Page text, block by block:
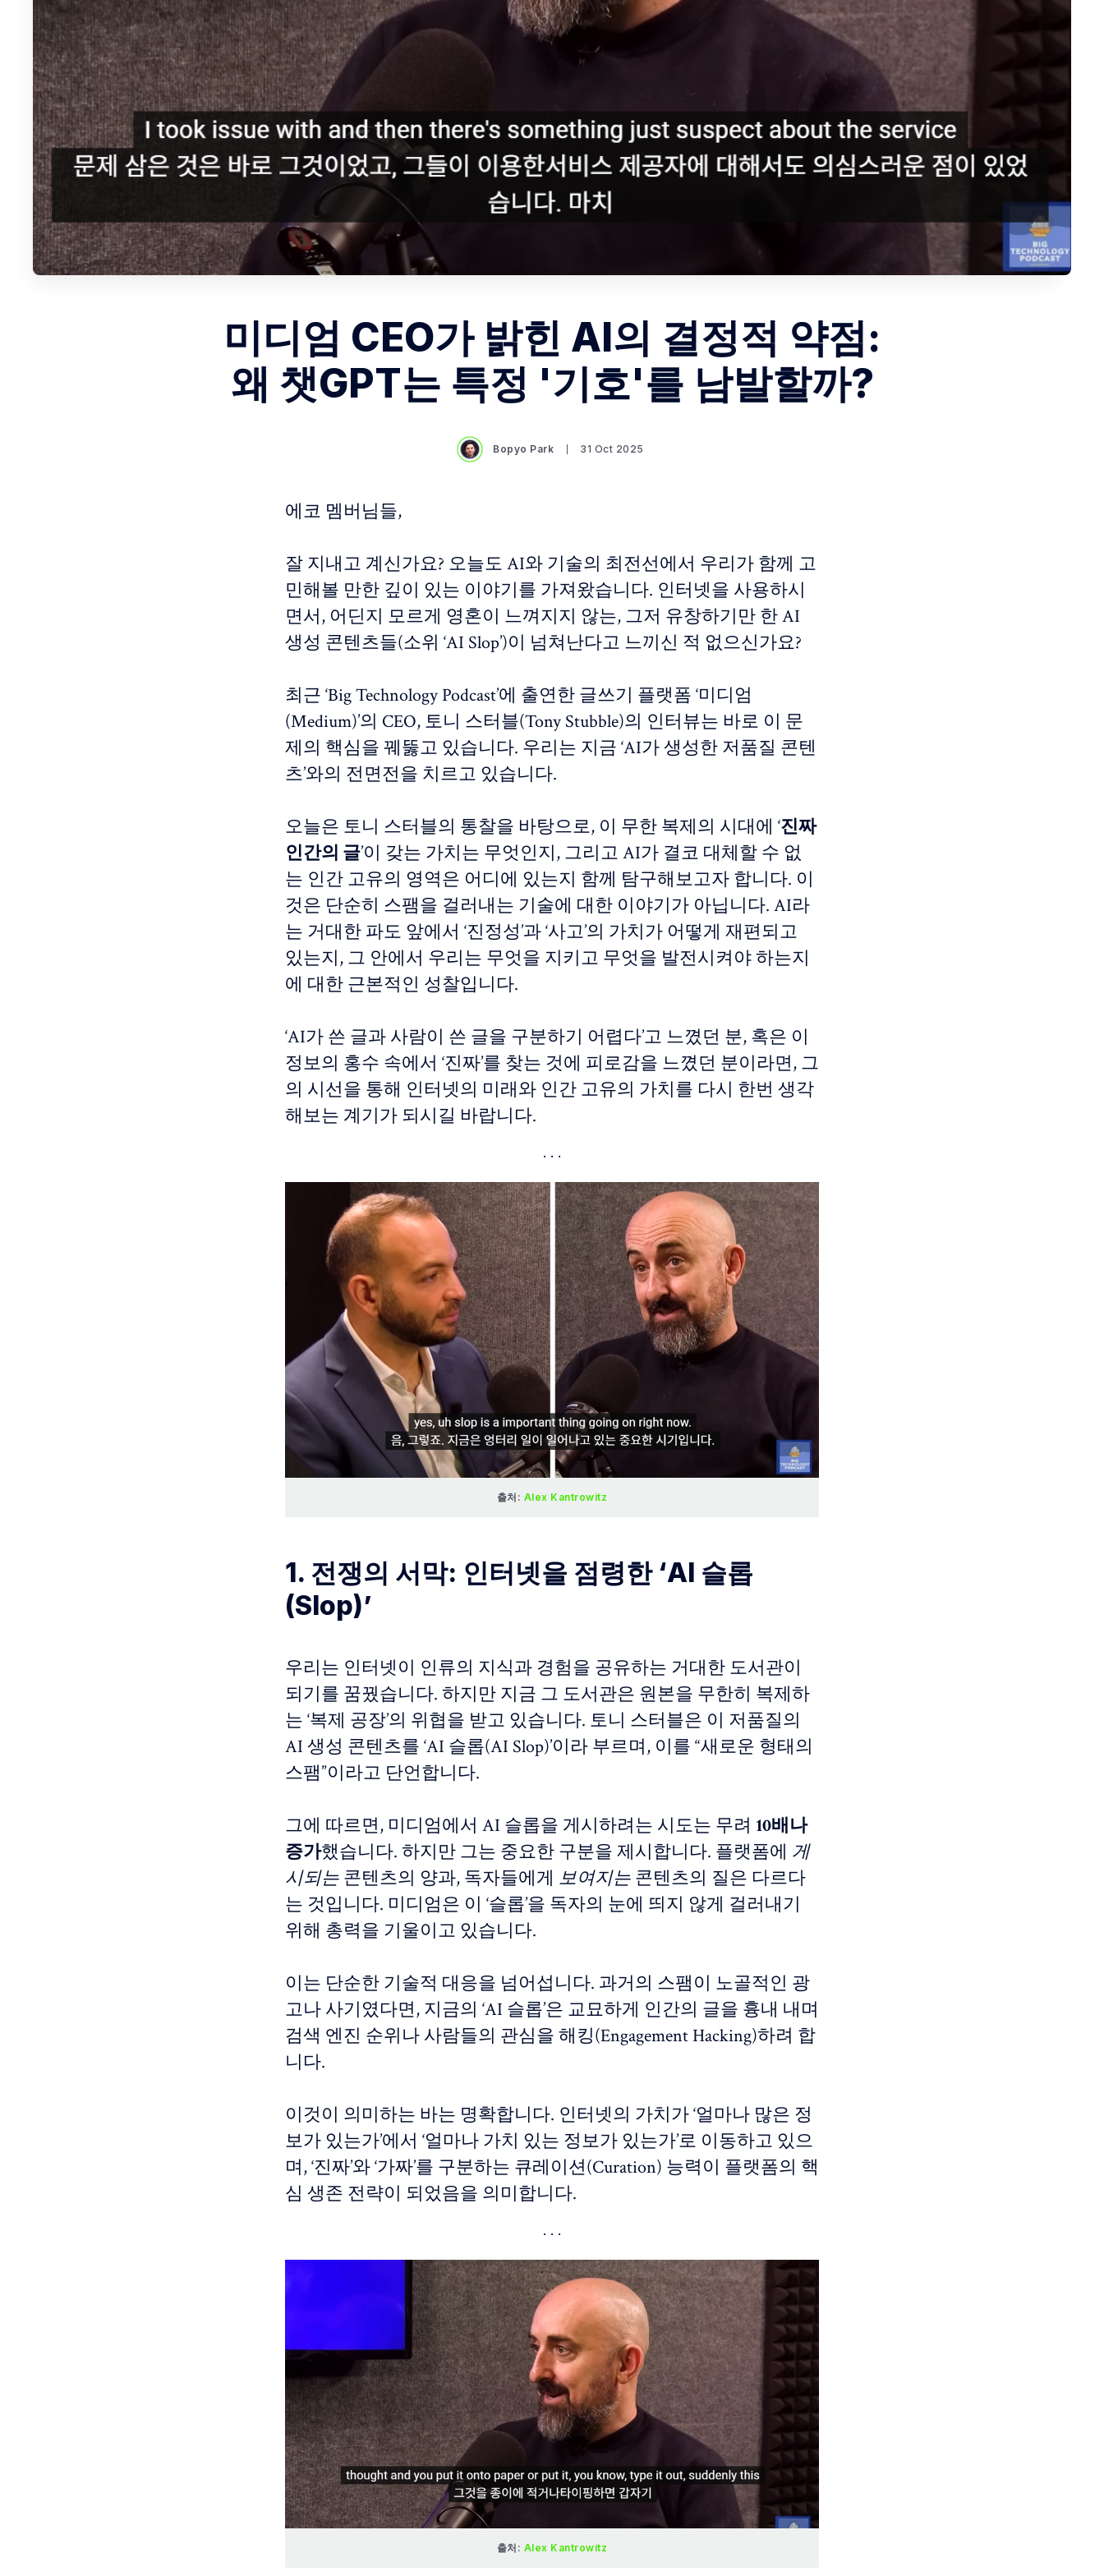
미디엄 CEO가 밝힌 AI의 결정적 약점:
왜 챗GPT는 특정 '기호'를 남발할까?
Bopyo Park 31 Oct 2025
에코 멤버님들,
잘 지내고 계신가요? 오늘도 AI와 기술의 최전선에서 우리가 함께 고
민해볼 만한 깊이 있는 이야기를 가져왔습니다. 인터넷을 사용하시
면서, 어딘지 모르게 영혼이 느껴지지 않는, 그저 유창하기만 한 AI
생성 콘텐츠들(소위 ‘AI Slop’)이 넘쳐난다고 느끼신 적 없으신가요?
최근 ‘Big Technology Podcast’에 출연한 글쓰기 플랫폼 ‘미디엄
(Medium)’의 CEO, 토니 스터블(Tony Stubble)의 인터뷰는 바로 이 문
제의 핵심을 꿰뚫고 있습니다. 우리는 지금 ‘AI가 생성한 저품질 콘텐
츠’와의 전면전을 치르고 있습니다.
오늘은 토니 스터블의 통찰을 바탕으로, 이 무한 복제의 시대에 ‘진짜
인간의 글’이 갖는 가치는 무엇인지, 그리고 AI가 결코 대체할 수 없
는 인간 고유의 영역은 어디에 있는지 함께 탐구해보고자 합니다. 이
것은 단순히 스팸을 걸러내는 기술에 대한 이야기가 아닙니다. AI라
는 거대한 파도 앞에서 ‘진정성’과 ‘사고’의 가치가 어떻게 재편되고
있는지, 그 안에서 우리는 무엇을 지키고 무엇을 발전시켜야 하는지
에 대한 근본적인 성찰입니다.
‘AI가 쓴 글과 사람이 쓴 글을 구분하기 어렵다’고 느꼈던 분, 혹은 이
정보의 홍수 속에서 ‘진짜’를 찾는 것에 피로감을 느꼈던 분이라면, 그
의 시선을 통해 인터넷의 미래와 인간 고유의 가치를 다시 한번 생각
해보는 계기가 되시길 바랍니다.
출처: Alex Kantrowitz
1. 전쟁의 서막: 인터넷을 점령한 ‘AI 슬롭
(Slop)’
우리는 인터넷이 인류의 지식과 경험을 공유하는 거대한 도서관이
되기를 꿈꿨습니다. 하지만 지금 그 도서관은 원본을 무한히 복제하
는 ‘복제 공장’의 위협을 받고 있습니다. 토니 스터블은 이 저품질의
AI 생성 콘텐츠를 ‘AI 슬롭(AI Slop)’이라 부르며, 이를 “새로운 형태의
스팸”이라고 단언합니다.
그에 따르면, 미디엄에서 AI 슬롭을 게시하려는 시도는 무려 10배나
증가했습니다. 하지만 그는 중요한 구분을 제시합니다. 플랫폼에 게
시되는 콘텐츠의 양과, 독자들에게 보여지는 콘텐츠의 질은 다르다
는 것입니다. 미디엄은 이 ‘슬롭’을 독자의 눈에 띄지 않게 걸러내기
위해 총력을 기울이고 있습니다.
이는 단순한 기술적 대응을 넘어섭니다. 과거의 스팸이 노골적인 광
고나 사기였다면, 지금의 ‘AI 슬롭’은 교묘하게 인간의 글을 흉내 내며
검색 엔진 순위나 사람들의 관심을 해킹(Engagement Hacking)하려 합
니다.
이것이 의미하는 바는 명확합니다. 인터넷의 가치가 ‘얼마나 많은 정
보가 있는가’에서 ‘얼마나 가치 있는 정보가 있는가’로 이동하고 있으
며, ‘진짜’와 ‘가짜’를 구분하는 큐레이션(Curation) 능력이 플랫폼의 핵
심 생존 전략이 되었음을 의미합니다.
출처: Alex Kantrowitz